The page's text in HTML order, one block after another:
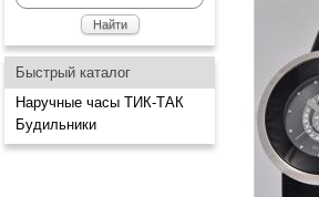
Быстрый каталог
Наручные часы ТИК-ТАК
Будильники